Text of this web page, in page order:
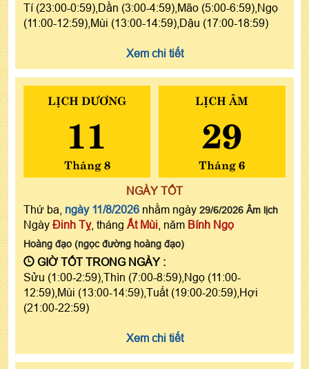
Tí (23:00-0:59),Dần (3:00-4:59),Mão (5:00-6:59),Ngọ
(11:00-12:59),Mùi (13:00-14:59),Dậu (17:00-18:59)
Xem chi tiết
LỊCH DƯƠNG
11
Tháng 8
LỊCH ÂM
29
Tháng 6
NGÀY TỐT
Thứ ba, ngày 11/8/2026 nhằm ngày 29/6/2026 Âm lịch
Ngày Đinh Tỵ, tháng Ất Mùi , năm Bính Ngọ
Hoàng đạo (ngọc đường hoàng đạo)
GIỜ TỐT TRONG NGÀY :
Sửu (1:00-2:59),Thìn (7:00-8:59),Ngọ (11:00-
12:59),Mùi (13:00-14:59),Tuất (19:00-20:59),Hợi
(21:00-22:59)
Xem chi tiết